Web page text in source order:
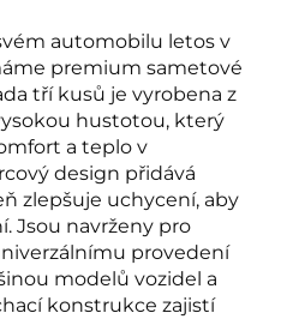
automobilu letos v
premium sametové
tří kusů je vyrobena z
hustotou, který
a teplo v
design přidává
zlepšuje uchycení, aby
Jsou navrženy pro
provedení
modelů vozidel a
konstrukce zajistí